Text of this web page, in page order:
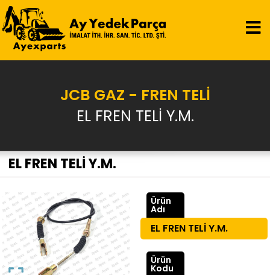
JCB GAZ - FREN TELİ
EL FREN TELİ Y.M.
EL FREN TELİ Y.M.
Ürün
Adı
EL FREN TELİ Y.M.
Ürün
Kodu